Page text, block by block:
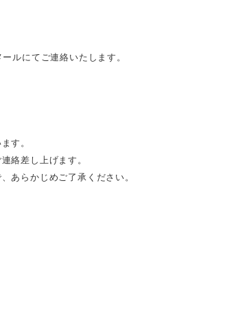
ルにてご連絡いたします。
す。
絡差し上げます。
あらかじめご了承ください。